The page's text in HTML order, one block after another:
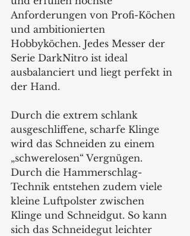
Anforderungen von Profi-Köchen
und ambitionierten
Hobbyköchen. Jedes Messer der
Serie DarkNitro ist ideal
ausbalanciert und liegt perfekt in
der Hand.
Durch die extrem schlank
ausgeschliffene, scharfe Klinge
wird das Schneiden zu einem
„schwerelosen“ Vergnügen.
Durch die Hammerschlag-
Technik entstehen zudem viele
kleine Luftpolster zwischen
Klinge und Schneidgut. So kann
sich das Schneidegut leichter